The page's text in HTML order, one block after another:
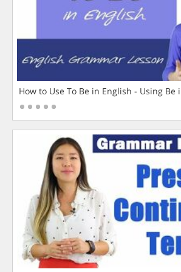
How to Use To Be in English - Using